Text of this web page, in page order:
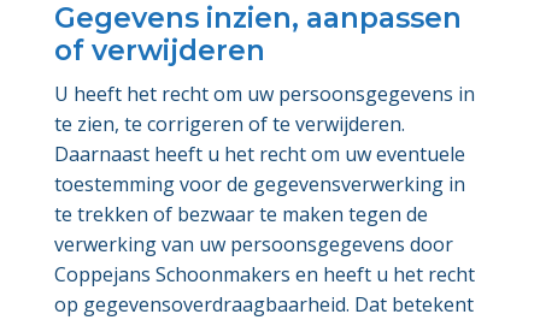
Gegevens inzien, aanpassen
of verwijderen
U heeft het recht om uw persoonsgegevens in
te zien, te corrigeren of te verwijderen.
Daarnaast heeft u het recht om uw eventuele
toestemming voor de gegevensverwerking in
te trekken of bezwaar te maken tegen de
verwerking van uw persoonsgegevens door
Coppejans Schoonmakers en heeft u het recht
op gegevensoverdraagbaarheid. Dat betekent